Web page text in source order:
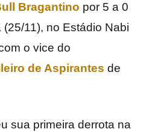
Bragantino por 5 a 0
11), no Estádio Nabi
o vice do
de Aspirantes de
sua primeira derrota na